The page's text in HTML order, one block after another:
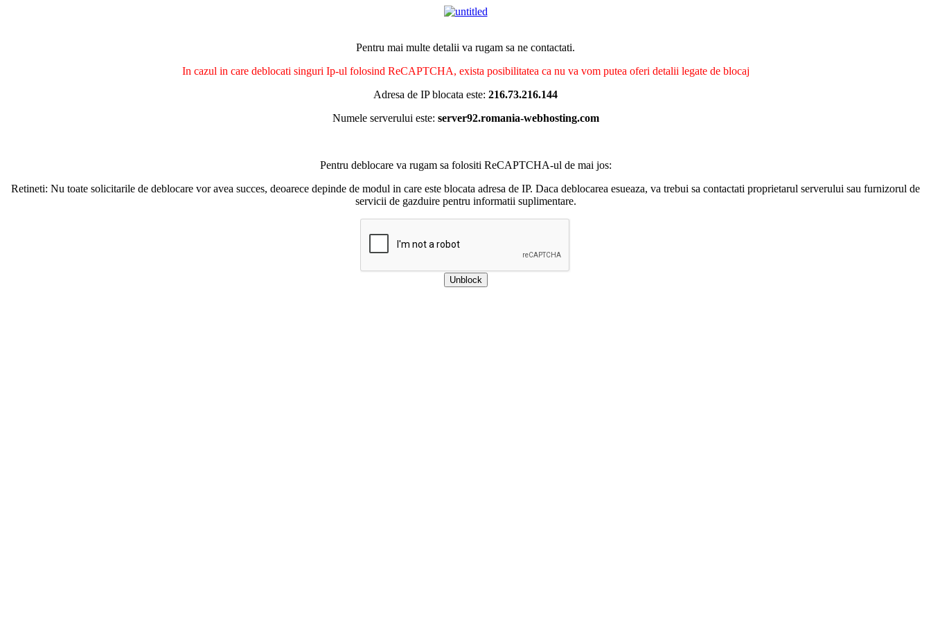
Pentru mai multe detalii va rugam sa ne contactati.
In cazul in care deblocati singuri Ip-ul folosind ReCAPTCHA, exista posibilitatea ca nu va vom putea oferi detalii legate de blocaj
Adresa de IP blocata este: 216.73.216.144
Numele serverului este: server92.romania-webhosting.com
Pentru deblocare va rugam sa folositi ReCAPTCHA-ul de mai jos:
Retineti: Nu toate solicitarile de deblocare vor avea succes, deoarece depinde de modul in care este blocata adresa de IP. Daca deblocarea esueaza, va trebui sa contactati proprietarul serverului sau furnizorul de
servicii de gazduire pentru informatii suplimentare.